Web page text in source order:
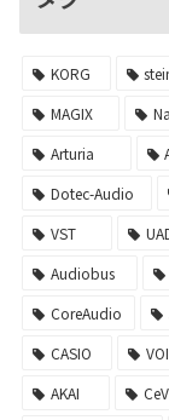
KORG
MAGIX
Arturia
Dotec-Audio
VST
Audiobus
CoreAudio
CASIO
AKAI